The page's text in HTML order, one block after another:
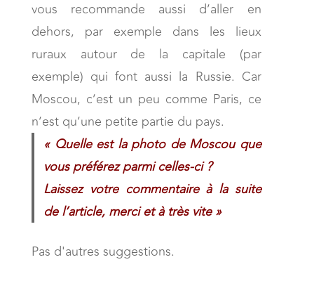
vous recommande aussi d’aller en
dehors, par exemple dans les lieux
ruraux autour de la capitale (par
exemple) qui font aussi la Russie. Car
Moscou, c’est un peu comme Paris, ce
n’est qu’une petite partie du pays.
« Quelle est la photo de Moscou que
vous préférez parmi celles-ci ?
Laissez votre commentaire à la suite
de l’article, merci et à très vite »
Pas d'autres suggestions.